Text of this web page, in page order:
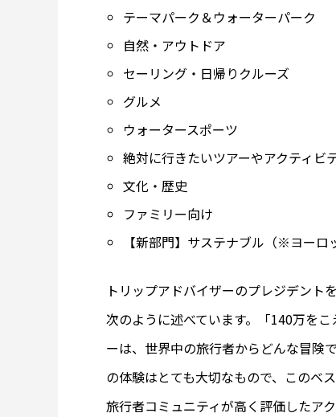
テーマパーク＆ウォーターパーク
自然・アウトドア
セーリング・日帰りクルーズ
グルメ
ウォータースポーツ
絶対に行きたいツアーやアクティビ
文化・歴史
ファミリー向け
【新部門】サステナブル（※ヨーロ
トリップアドバイザーのプレジデント
次のように述べています。「140万を
ーは、世界中の旅行者からどんな冒険
の体験はとても大切なもので、このベ
旅行者コミュニティが高く評価したア